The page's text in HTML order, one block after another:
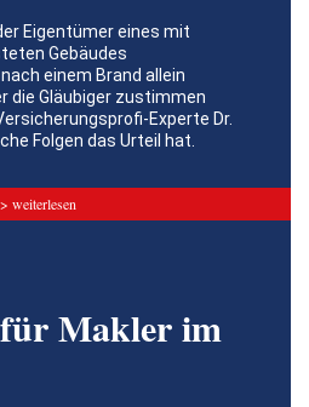
Eigentümer eines mit
Gebäudes
einem Brand allein
die Gläubiger zustimmen
Experte Dr.
Folgen das Urteil hat.
> weiterlesen
Makler im